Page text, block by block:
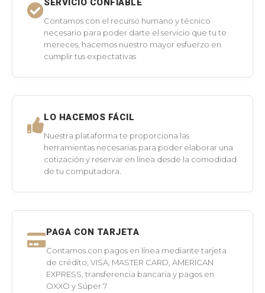
SERVICIO CONFIABLE
Contamos con el recurso humano y técnico
necesario para poder darte el servicio que tu te
mereces, hacemos nuestro mayor esfuerzo en
cumplir tus expectativas
LO HACEMOS FÁCIL
Nuestra plataforma te proporciona las
herramientas necesarias para poder elaborar una
cotización y reservar en línea desde la comodidad
de tu computadora.
PAGA CON TARJETA
Contamos con pagos en línea mediante tarjeta
de crédito, VISA, MASTER CARD, AMERICAN
EXPRESS, transferencia bancaria y pagos en
OXXO y Súper 7